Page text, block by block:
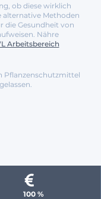
ob diese wirklich
Methoden
die Gesundheit von
Nähre
Arbeitsbereich
Pflanzenschutzmittel
100 %